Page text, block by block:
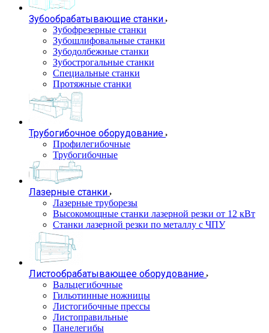
Зубообрабатывающие станки
Зубофрезерные станки
Зубошлифовальные станки
Зубодолбежные станки
Зубострогальные станки
Специальные станки
Протяжные станки
Трубогибочное оборудование
Профилегибочные
Трубогибочные
Лазерные станки
Лазерные труборезы
Высокомощные станки лазерной резки от 12 кВт
Станки лазерной резки по металлу с ЧПУ
Листообрабатывающее оборудование
Вальцегибочные
Гильотинные ножницы
Листогибочные прессы
Листоправильные
Панелегибы